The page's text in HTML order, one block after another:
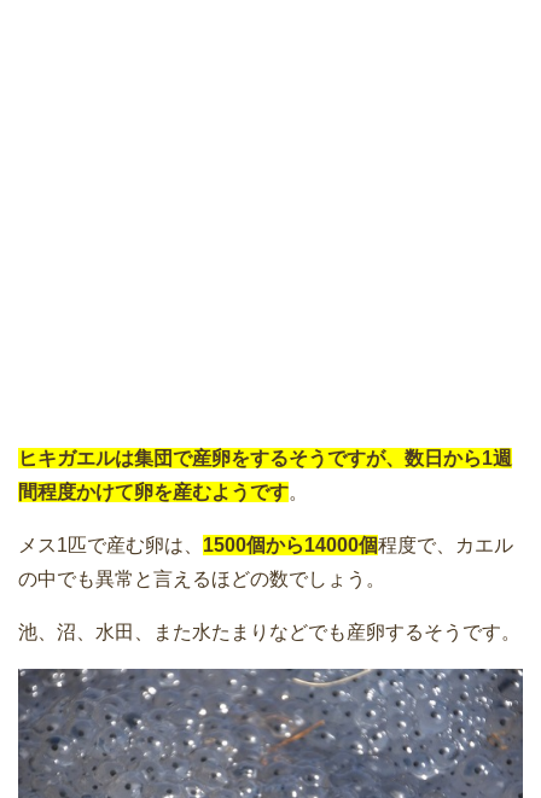
ヒキガエルは集団で産卵をするそうですが、数日から1週
間程度かけて卵を産むようです。
メス1匹で産む卵は、 1500個から14000個程度で、カエル
の中でも異常と言えるほどの数でしょう。
池、沼、水田、また水たまりなどでも産卵するそうです。